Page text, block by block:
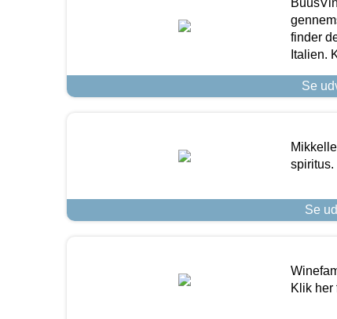
finder
Italien.
Se
spiritus.
Se
Klik her